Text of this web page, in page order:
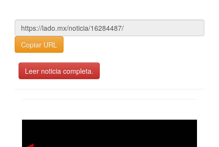
Copiar URL
Leer noticia completa.